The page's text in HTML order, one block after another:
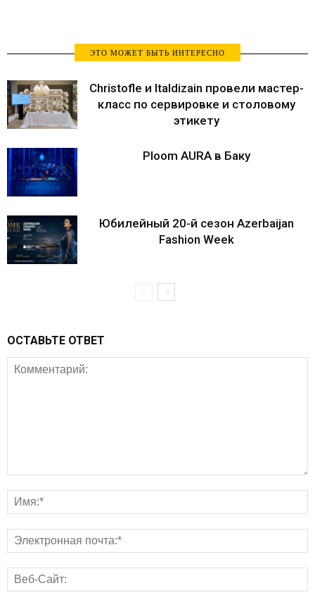
ЭТО МОЖЕТ БЫТЬ ИНТЕРЕСНО
Christofle и Italdizain провели мастер-
класс по сервировке и столовому
этикету
Ploom AURA в Баку
Юбилейный 20-й сезон Azerbaijan
Fashion Week
ОСТАВЬТЕ ОТВЕТ